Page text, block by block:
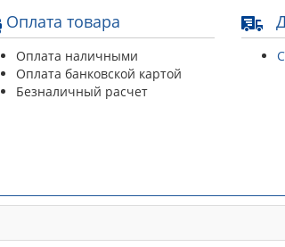
Оплата товара
Оплата наличными
Оплата банковской картой
Безналичный расчет